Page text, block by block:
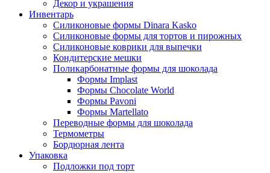
Декор и украшения
Инвентарь
Силиконовые формы Dinara Kasko
Силиконовые формы для тортов и пирожных
Силиконовые коврики для выпечки
Кондитерские мешки
Поликарбонатные формы для шоколада
Формы Implast
Формы Chocolate World
Формы Pavoni
Формы Martellato
Переводные формы для шоколада
Термометры
Бордюрная лента
Упаковка
Подложки под торт